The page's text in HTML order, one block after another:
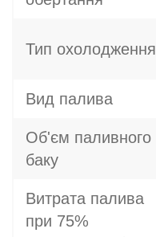
Тип охолодження
Вид палива
Об'єм паливного
баку
Витрата палива
при 75%